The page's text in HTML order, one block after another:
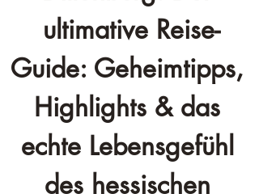
ultimative Reise-
Guide: Geheimtipps,
Highlights & das
echte Lebensgefühl
des hessischen